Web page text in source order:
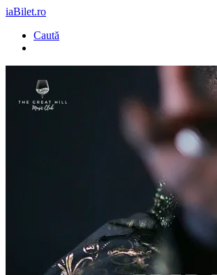
iaBilet.ro
Caută